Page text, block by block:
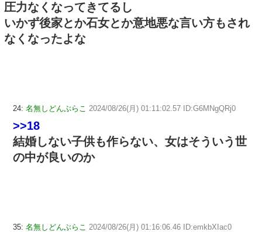
圧力なくなってきてるし
いかず後家とか石女とか意地悪な言い方もされ
なくなったよな
24: 名無しどんぶらこ 2024/08/26(月) 01:11:02.57 ID:G6MNgQRj0
>>18
結婚しない子供も作らない、女はそういう世
の中が良いのか
35: 名無しどんぶらこ 2024/08/26(月) 01:16:06.46 ID:emkbXIac0